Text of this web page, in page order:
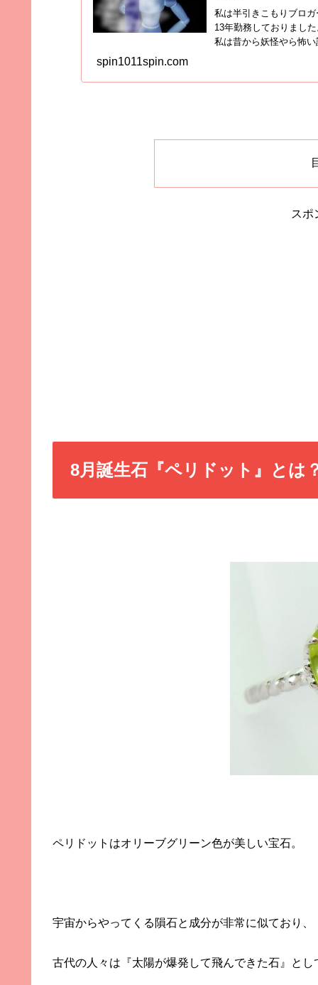
私は半引きこもりブロ
13年勤務しておりまし
私は昔から妖怪やら怖
spin1011spin.com
スポ
8月誕生石『ペリドット』とは
ペリドットはオリーブグリーン色が美しい宝石。
宇宙からやってくる隕石と成分が非常に似ており、
古代の人々は『太陽が爆発して飛んできた石』とし